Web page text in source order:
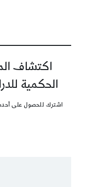
اكتشاف
الحكمية
اشترك للحصول على